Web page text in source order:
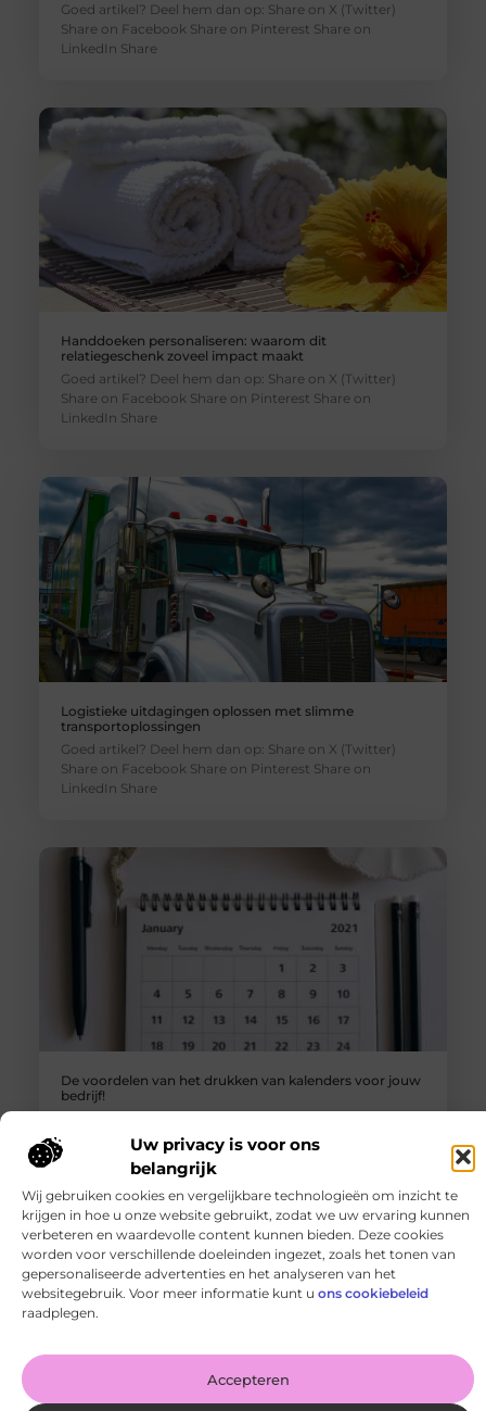
Uw privacy is voor ons
belangrijk
Wij gebruiken cookies en vergelijkbare technologieën om inzicht te
krijgen in hoe u onze website gebruikt, zodat we uw ervaring kunnen
verbeteren en waardevolle content kunnen bieden. Deze cookies
worden voor verschillende doeleinden ingezet, zoals het tonen van
gepersonaliseerde advertenties en het analyseren van het
websitegebruik. Voor meer informatie kunt u ons cookiebeleid
raadplegen.
Accepteren
Goed artikel? Deel hem dan op: Share on X (Twitter)
Share on Facebook Share on Pinterest Share on
LinkedIn Share
Handdoeken personaliseren: waarom dit
relatiegeschenk zoveel impact maakt
Goed artikel? Deel hem dan op: Share on X (Twitter)
Share on Facebook Share on Pinterest Share on
LinkedIn Share
Logistieke uitdagingen oplossen met slimme
transportoplossingen
Goed artikel? Deel hem dan op: Share on X (Twitter)
Share on Facebook Share on Pinterest Share on
LinkedIn Share
De voordelen van het drukken van kalenders voor jouw
bedrijf!
Share on Facebook Share on Pinterest Share on
LinkedIn Share